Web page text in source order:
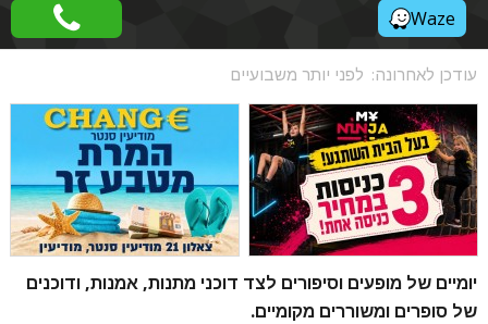
Waze
עודכן לאחרונה: לפני יותר משבועיים
יומיים של מופעים וסיפורים לצד דוכני מתנות, אמנות, ודוכנים
של סופרים ומשוררים מקומיים.